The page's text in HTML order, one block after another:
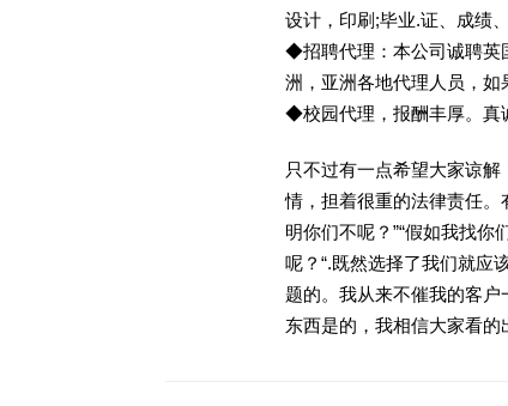
设计，印刷;毕业.证、成绩
◆招聘代理：本公司诚聘英
洲，亚洲各地代理人员，
◆校园代理，报酬丰厚。真
只不过有一点希望大家谅
情，担着很重的法律责任。
明你们不呢？”“假如我找你
呢？“.既然选择了我们就应
题的。我从来不催我的客
东西是的，我相信大家看